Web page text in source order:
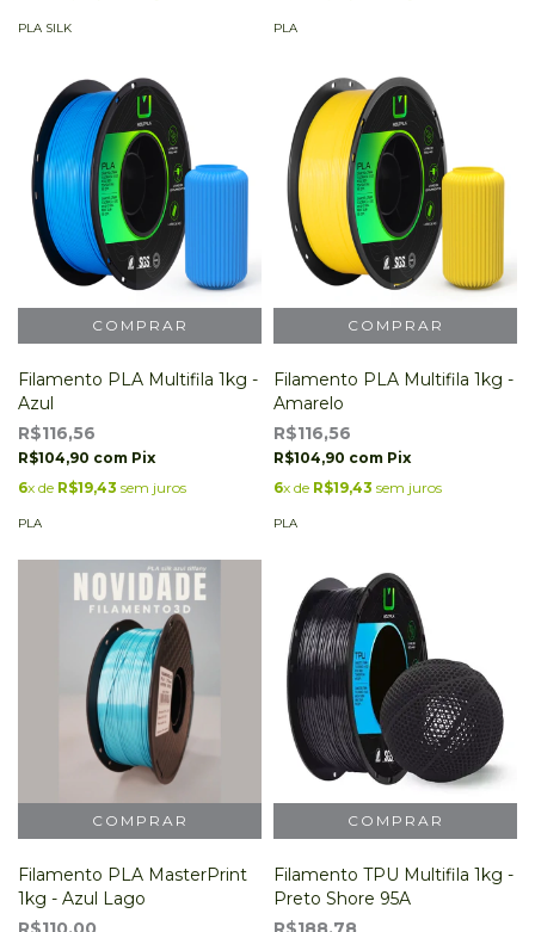
PLA SILK PLA
Filamento PLA Multifila 1kg -
Azul
R$116,56
R$104,90 com Pix
6x de R$19,43 sem juros
PLA
Filamento PLA Multifila 1kg -
Amarelo
R$116,56
R$104,90 com Pix
6x de R$19,43 sem juros
PLA
Filamento PLA MasterPrint
1kg - Azul Lago
Filamento TPU Multifila 1kg -
Preto Shore 95A